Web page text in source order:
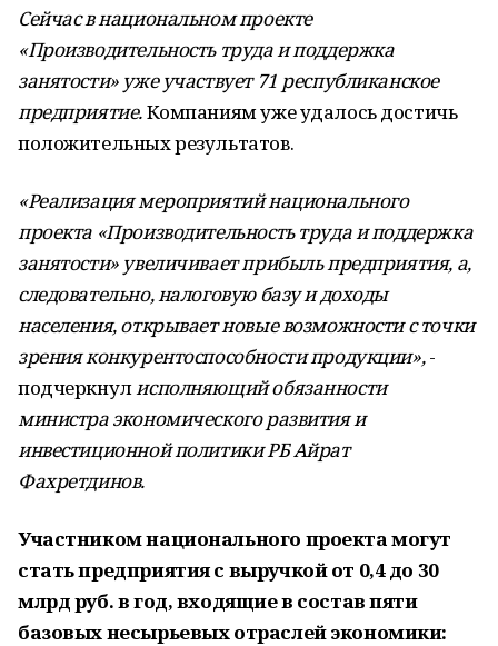
Сейчас в национальном проекте
«Производительность труда и поддержка
занятости» уже участвует 71 республиканское
предприятие.Компаниям уже удалось достичь
положительных результатов.
«Реализация мероприятий национального
проекта «Производительность труда и поддержка
занятости» увеличивает прибыль предприятия, а,
следовательно, налоговую базу и доходы
населения, открывает новые возможности с точки
зрения конкурентоспособности продукции»,-
подчеркнулисполняющий обязанности
министра экономического развития и
инвестиционной политики РБ Айрат
Фахретдинов.
Участником национального проекта могут
стать предприятия с выручкой от 0,4 до 30
млрд руб. в год, входящие в состав пяти
базовых несырьевых отраслей экономики: